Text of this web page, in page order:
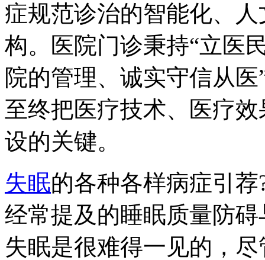
症规范诊治的智能化、
构。医院门诊秉持“立医
院的管理、诚实守信从
至终把医疗技术、医疗
设的关键。
失眠的各种各样病症引
经常提及的睡眠质量防
失眠是很难得一见的，